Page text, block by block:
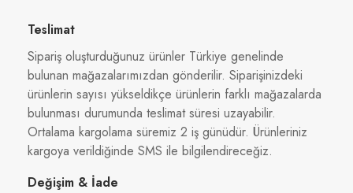
Teslimat
Sipariş oluşturduğunuz ürünler Türkiye genelinde
bulunan mağazalarımızdan gönderilir. Siparişinizdeki
ürünlerin sayısı yükseldikçe ürünlerin farklı mağazalarda
bulunması durumunda teslimat süresi uzayabilir.
Ortalama kargolama süremiz 2 iş günüdür. Ürünleriniz
kargoya verildiğinde SMS ile bilgilendireceğiz.
Değişim & İade